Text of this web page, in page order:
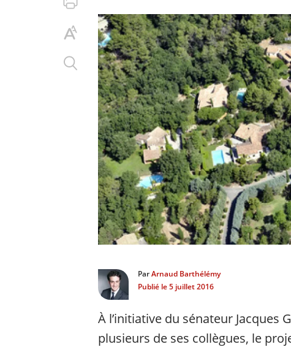
ParArnaud Barthélémy
Publié le5 juillet 2016
À l’initiative du sénateur Jacques
plusieurs de ses collègues, le